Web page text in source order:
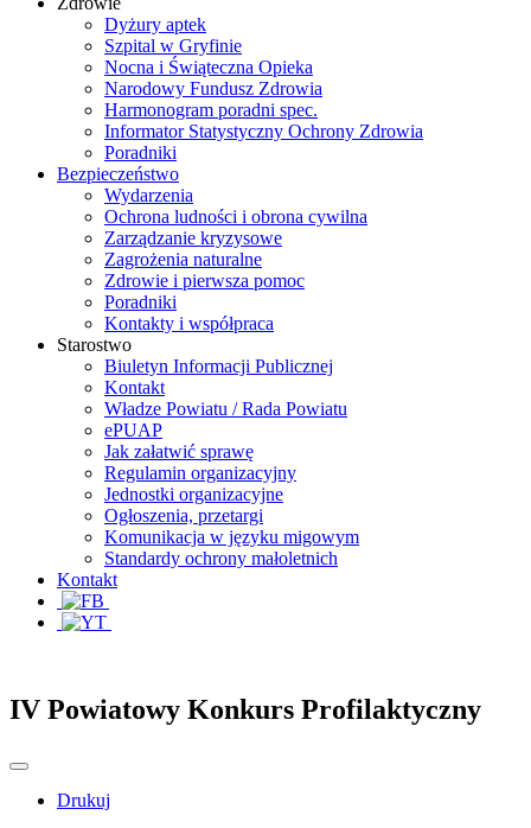
Dyżury aptek
Szpital w Gryfinie
Nocna i Świąteczna Opieka
Narodowy Fundusz Zdrowia
Harmonogram poradni spec.
Informator Statystyczny Ochrony Zdrowia
Poradniki
Bezpieczeństwo
Wydarzenia
Ochrona ludności i obrona cywilna
Zarządzanie kryzysowe
Zagrożenia naturalne
Zdrowie i pierwsza pomoc
Poradniki
Kontakty i współpraca
Starostwo
Biuletyn Informacji Publicznej
Kontakt
Władze Powiatu / Rada Powiatu
ePUAP
Jak załatwić sprawę
Regulamin organizacyjny
Jednostki organizacyjne
Ogłoszenia, przetargi
Komunikacja w języku migowym
Standardy ochrony małoletnich
Kontakt
IV Powiatowy Konkurs Profilaktyczny
Drukuj